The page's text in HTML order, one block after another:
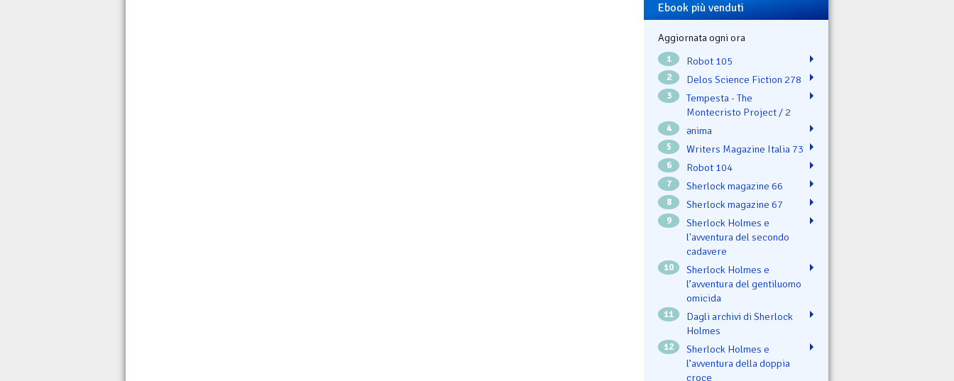
Ebook più venduti
Aggiornata ogni ora
1 Robot 105
2 Delos Science Fiction 278
3
Tempesta - The
Montecristo Project / 2
4 ənima
5 Writers Magazine Italia 73
6 Robot 104
7 Sherlock magazine 66
8 Sherlock magazine 67
9
Sherlock Holmes e
l'avventura del secondo
cadavere
10
Sherlock Holmes e
l’avventura del gentiluomo
omicida
11
Dagli archivi di Sherlock
Holmes
12
Sherlock Holmes e
l’avventura della doppia
croce